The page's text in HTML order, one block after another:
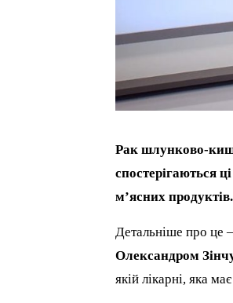
Рак шлунково-
спостерігаються
м’ясних продуктів.
Детальніше про це –
Олександром
якій лікарні, яка